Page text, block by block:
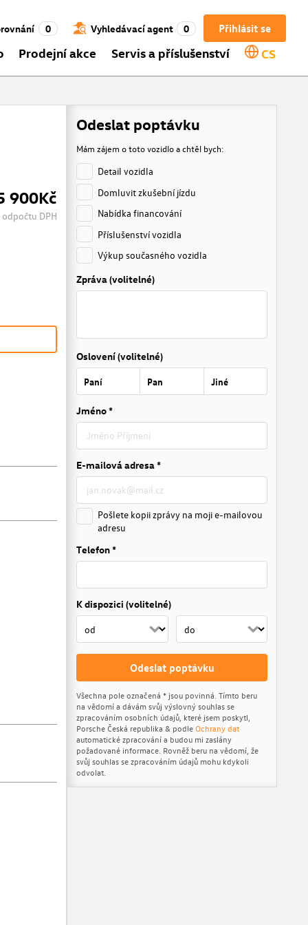
Přihlásit se
0 Vyhledávací agent 0
Prodejní akce Servis a příslušenství CS
900Kč
DPH
Odeslat poptávku
Mám zájem o toto vozidlo a chtěl bych:
Detail vozidla
Domluvit zkušební jízdu
Nabídka financování
Příslušenství vozidla
Výkup současného vozidla
Zpráva (volitelné)
Oslovení (volitelné)
Paní Pan Jiné
Jméno *
E-mailová adresa *
Pošlete kopii zprávy na moji e-mailovou
adresu
Telefon *
K dispozici (volitelné)
Odeslat poptávku
Všechna pole označená * jsou povinná. Tímto beru
na vědomí a dávám svůj výslovný souhlas se
zpracováním osobních údajů, které jsem poskytl,
Porsche Česká republika & podleOchrany dat
automatické zpracování a budou mi zaslány
požadované informace. Rovněž beru na vědomí, že
svůj souhlas se zpracováním údajů mohu kdykoli
odvolat.